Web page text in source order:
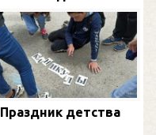
Праздник детства